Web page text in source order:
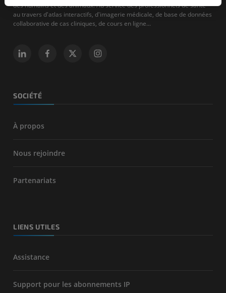
des humains et des animaux. Au service des professionnels de santé
au travers d'atlas interactifs, d'imagerie médicale, de base de données
collaborative de cas cliniques, de cours en ligne...
SOCIÉTÉ
À propos
Nous rejoindre
Partenariats
LIENS UTILES
Assistance
Support pour les abonnements IP